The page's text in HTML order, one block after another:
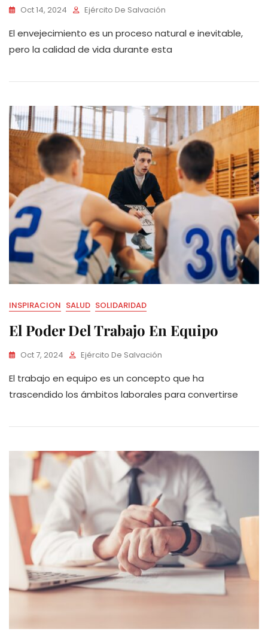
Oct 14, 2024 Ejército De Salvación
El envejecimiento es un proceso natural e inevitable,
pero la calidad de vida durante esta
INSPIRACION SALUD SOLIDARIDAD
El Poder Del Trabajo En Equipo
Oct 7, 2024 Ejército De Salvación
El trabajo en equipo es un concepto que ha
trascendido los ámbitos laborales para convertirse